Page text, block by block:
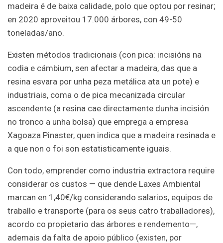
madeira é de baixa calidade, polo que optou por resinar;
en 2020 aproveitou 17.000 árbores, con 49-50
toneladas/ano.
Existen métodos tradicionais (con pica: incisións na
codia e cámbium, sen afectar a madeira, das que a
resina esvara por unha peza metálica ata un pote) e
industriais, coma o de pica mecanizada circular
ascendente (a resina cae directamente dunha incisión
no tronco a unha bolsa) que emprega a empresa
Xagoaza Pinaster, quen indica que a madeira resinada e
a que non o foi son estatisticamente iguais.
Con todo, emprender como industria extractora require
considerar os custos — que dende Laxes Ambiental
marcan en 1,40€/kg considerando salarios, equipos de
traballo e transporte (para os seus catro traballadores),
acordo co propietario das árbores e rendemento—,
ademais da falta de apoio público (existen, por